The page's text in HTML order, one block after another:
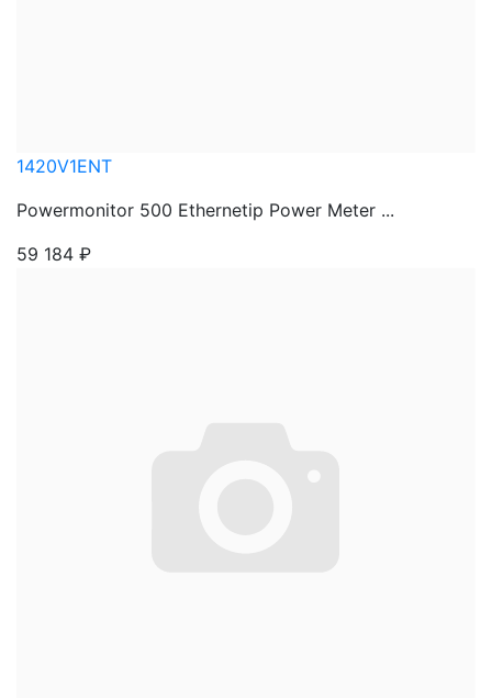
1420V1ENT
Powermonitor 500 Ethernetip Power Meter ...
59 184 ₽